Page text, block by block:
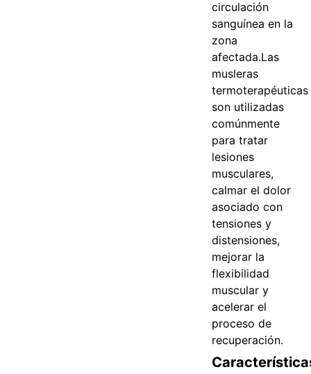
circulación
sanguínea en la
zona
afectada.Las
musleras
termoterapéuticas
son utilizadas
comúnmente
para tratar
lesiones
musculares,
calmar el dolor
asociado con
tensiones y
distensiones,
mejorar la
flexibilidad
muscular y
acelerar el
proceso de
recuperación.